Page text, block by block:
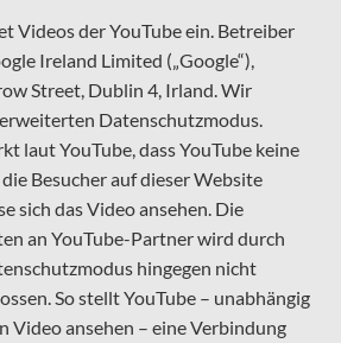
Videos der YouTube ein. Betreiber
Ireland Limited („Google“),
Street, Dublin 4, Irland. Wir
Datenschutzmodus.
laut YouTube, dass YouTube keine
Besucher auf dieser Website
sich das Video ansehen. Die
an YouTube-Partner wird durch
hingegen nicht
So stellt YouTube – unabhängig
Video ansehen – eine Verbindung